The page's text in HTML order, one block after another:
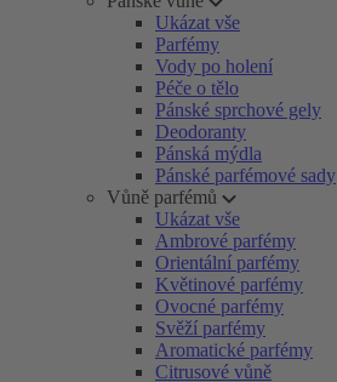
Ukázat vše
Parfémy
Vody po holení
Péče o tělo
Pánské sprchové gely
Deodoranty
Pánská mýdla
Pánské parfémové sady
Vůně parfémů
Ukázat vše
Ambrové parfémy
Orientální parfémy
Květinové parfémy
Ovocné parfémy
Svěží parfémy
Aromatické parfémy
Citrusové vůně